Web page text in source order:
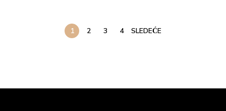
1 2 3 4 SLEDEĆE